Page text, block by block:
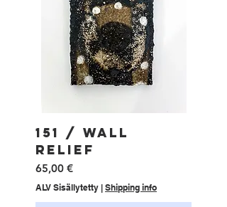
151 / WALL
RELIEF
Hinta
65,00 €
ALV Sisällytetty | Shipping info